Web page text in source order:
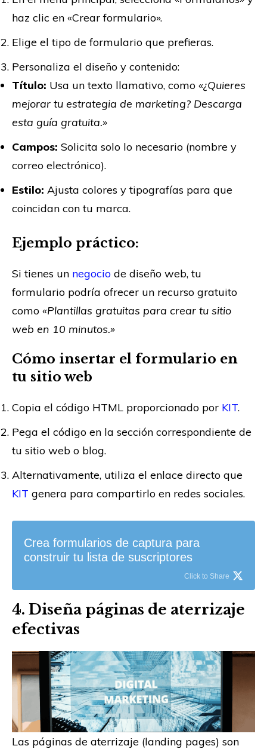
haz clic en «Crear formulario».
Elige el tipo de formulario que prefieras.
Personaliza el diseño y contenido:
Título: Usa un texto llamativo, como «¿Quieres
mejorar tu estrategia de marketing? Descarga
esta guía gratuita.»
Campos: Solicita solo lo necesario (nombre y
correo electrónico).
Estilo: Ajusta colores y tipografías para que
coincidan con tu marca.
Ejemplo práctico:
Si tienes un negocio de diseño web, tu
formulario podría ofrecer un recurso gratuito
como «Plantillas gratuitas para crear tu sitio
web en 10 minutos.»
Cómo insertar el formulario en
tu sitio web
Copia el código HTML proporcionado por KIT.
Pega el código en la sección correspondiente de
tu sitio web o blog.
Alternativamente, utiliza el enlace directo que
KIT genera para compartirlo en redes sociales.
Crea formularios de captura para
construir tu lista de suscriptores
Click to Share
4. Diseña páginas de aterrizaje
efectivas
Las páginas de aterrizaje (landing pages) son